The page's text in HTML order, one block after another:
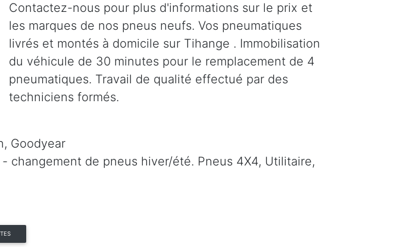
Contactez-nous pour plus d'informations sur le prix et
les marques de nos pneus neufs. Vos pneumatiques
livrés et montés à domicile sur Tihange . Immobilisation
du véhicule de 30 minutes pour le remplacement de 4
pneumatiques. Travail de qualité effectué par des
techniciens formés.
Goodyear
changement de pneus hiver/été. Pneus 4X4, Utilitaire,